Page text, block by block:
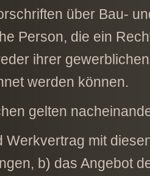
über Bau-
Person, die ein
ihrer
werden können.
gelten
Werkvertrag mit
b) das Angebot